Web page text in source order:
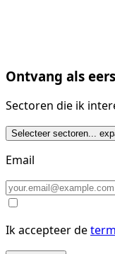
Ontvang als
Sectoren die ik
Selecteer sectoren...
Email
Ik accepteer de